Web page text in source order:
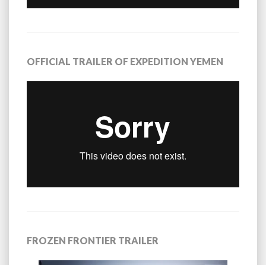
OFFICIAL TRAILER OF EXPEDITION YEMEN
FROZEN FRONTIER TRAILER